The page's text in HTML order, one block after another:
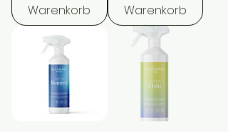
Warenkorb
Warenkorb